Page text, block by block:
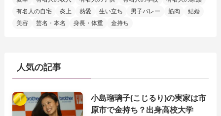
有名人の自宅
炎上 熱愛 生い立ち 男子バレー 筋肉
結婚
美容
芸名・本名 身長・体重 金持ち
人気の記事
小島瑠璃子(こじるり)の実家は市
原市で金持ち？出身高校大学